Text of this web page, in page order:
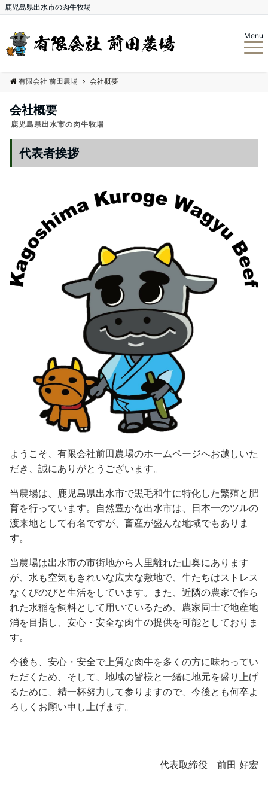
鹿児島県出水市の肉牛牧場
Menu
有限会社 前田農場 会社概要
会社概要
鹿児島県出水市の肉牛牧場
代表者挨拶
ようこそ、有限会社前田農場のホームページへお越しいた
だき、誠にありがとうございます。
当農場は、鹿児島県出水市で黒毛和牛に特化した繁殖と肥
育を行っています。自然豊かな出水市は、日本一のツルの
渡来地として有名ですが、畜産が盛んな地域でもありま
す。
当農場は出水市の市街地から人里離れた山奥にあります
が、水も空気もきれいな広大な敷地で、牛たちはストレス
なくびのびと生活をしています。また、近隣の農家で作ら
れた水稲を飼料として用いているため、農家同士で地産地
消を目指し、安心・安全な肉牛の提供を可能としておりま
す。
今後も、安心・安全で上質な肉牛を多くの方に味わってい
ただくため、そして、地域の皆様と一緒に地元を盛り上げ
るために、精一杯努力して参りますので、今後とも何卒よ
ろしくお願い申し上げます。
代表取締役 前田 好宏